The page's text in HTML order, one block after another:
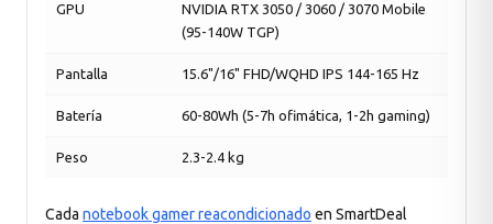
GPU
NVIDIA RTX 3050 / 3060 / 3070 Mobile
(95-140W TGP)
Pantalla 15.6"/16" FHD/WQHD IPS 144-165 Hz
Batería 60-80Wh (5-7h ofimática, 1-2h gaming)
Peso 2.3-2.4 kg
Cada notebook gamer reacondicionado en SmartDeal